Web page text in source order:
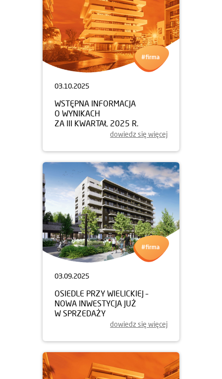
03.10.2025
WSTĘPNA INFORMACJA
O WYNIKACH
ZA III KWARTAŁ 2025 R.
dowiedz się więcej
03.09.2025
OSIEDLE PRZY WIELICKIEJ –
NOWA INWESTYCJA JUŻ
W SPRZEDAŻY
dowiedz się więcej